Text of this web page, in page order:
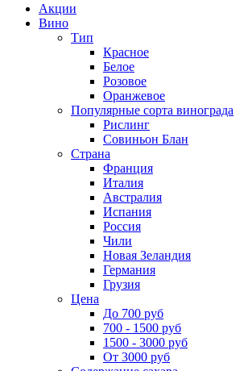
Акции
Вино
Тип
Красное
Белое
Розовое
Оранжевое
Популярные сорта винограда
Рислинг
Совиньон Блан
Страна
Франция
Италия
Австралия
Испания
Россия
Чили
Новая Зеландия
Германия
Грузия
Цена
До 700 руб
700 - 1500 руб
1500 - 3000 руб
От 3000 руб